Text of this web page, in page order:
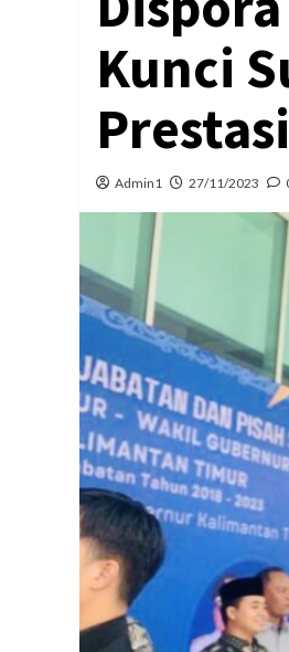
Kunci
Prestasi
Admin1 27/11/2023